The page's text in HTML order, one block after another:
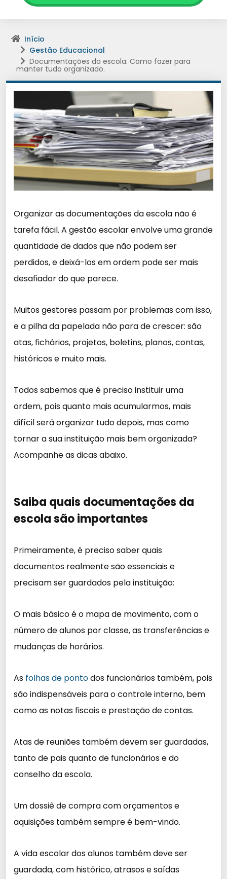
Início
Gestão Educacional
Documentações da escola: Como fazer para
manter tudo organizado.
Organizar as documentações da escola não é
tarefa fácil. A gestão escolar envolve uma grande
quantidade de dados que não podem ser
perdidos, e deixá-los em ordem pode ser mais
desafiador do que parece.
Muitos gestores passam por problemas com isso,
e a pilha da papelada não para de crescer: são
atas, fichários, projetos, boletins, planos, contas,
históricos e muito mais.
Todos sabemos que é preciso instituir uma
ordem, pois quanto mais acumularmos, mais
difícil será organizar tudo depois, mas como
tornar a sua instituição mais bem organizada?
Acompanhe as dicas abaixo.
Saiba quais documentações da
escola são importantes
Primeiramente, é preciso saber quais
documentos realmente são essenciais e
precisam ser guardados pela instituição:
O mais básico é o mapa de movimento, com o
número de alunos por classe, as transferências e
mudanças de horários.
As folhas de pontodos funcionários também, pois
são indispensáveis para o controle interno, bem
como as notas fiscais e prestação de contas.
Atas de reuniões também devem ser guardadas,
tanto de pais quanto de funcionários e do
conselho da escola.
Um dossiê de compra com orçamentos e
aquisições também sempre é bem-vindo.
A vida escolar dos alunos também deve ser
guardada, com histórico, atrasos e saídas